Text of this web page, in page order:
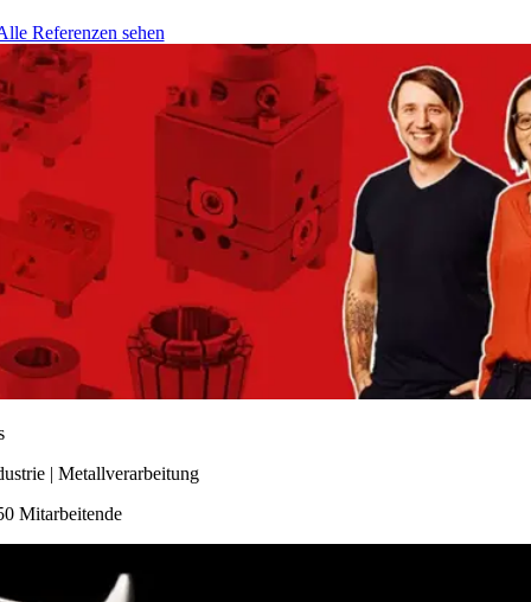
Referenzen sehen
| Metallverarbeitung
Mitarbeitende